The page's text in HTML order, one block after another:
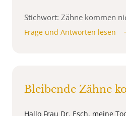
Stichwort: Zähne kommen
Frage und Antworten lesen
Bleibende Zähne
Hallo Frau Dr. Esch, meine